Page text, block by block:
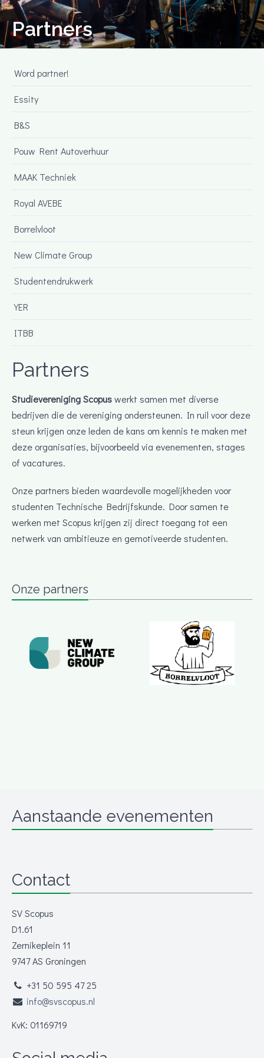
Partners
Word partner!
Essity
B&S
Pouw Rent Autoverhuur
MAAK Techniek
Royal AVEBE
Borrelvloot
New Climate Group
Studentendrukwerk
YER
ITBB
Partners
Studievereniging Scopuswerkt samen met diverse
bedrijven die de vereniging ondersteunen. In ruil voor deze
steun krijgen onze leden de kans om kennis te maken met
deze organisaties, bijvoorbeeld via evenementen, stages
of vacatures.
Onze partners bieden waardevolle mogelijkheden voor
studenten Technische Bedrijfskunde. Door samen te
werken met Scopus krijgen zij direct toegang tot een
netwerk van ambitieuze en gemotiveerde studenten.
Onze partners
Aanstaande evenementen
Contact
SV Scopus
D1.61
Zernikeplein 11
9747 AS Groningen
+31 50 595 47 25
info@svscopus.nl
KvK: 01169719